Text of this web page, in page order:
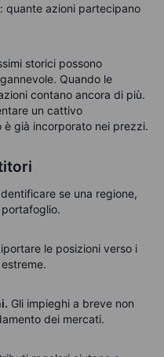
quante azioni partecipano
storici possono
Quando le
contano ancora di più.
un cattivo
già incorporato nei prezzi.
se una regione,
le posizioni verso i
Gli impieghi a breve non
dei mercati.